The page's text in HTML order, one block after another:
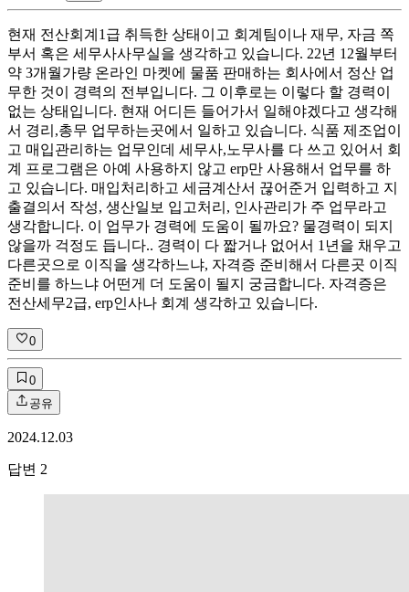
현재 전산회계1급 취득한 상태이고 회계팀이나 재무, 자금 쪽
부서 혹은 세무사사무실을 생각하고 있습니다. 22년 12월부터
약 3개월가량 온라인 마켓에 물품 판매하는 회사에서 정산 업
무한 것이 경력의 전부입니다. 그 이후로는 이렇다 할 경력이
없는 상태입니다. 현재 어디든 들어가서 일해야겠다고 생각해
서 경리,총무 업무하는곳에서 일하고 있습니다. 식품 제조업이
고 매입관리하는 업무인데 세무사,노무사를 다 쓰고 있어서 회
계 프로그램은 아예 사용하지 않고 erp만 사용해서 업무를 하
고 있습니다. 매입처리하고 세금계산서 끊어준거 입력하고 지
출결의서 작성, 생산일보 입고처리, 인사관리가 주 업무라고
생각합니다. 이 업무가 경력에 도움이 될까요? 물경력이 되지
않을까 걱정도 듭니다.. 경력이 다 짧거나 없어서 1년을 채우고
다른곳으로 이직을 생각하느냐, 자격증 준비해서 다른곳 이직
준비를 하느냐 어떤게 더 도움이 될지 궁금합니다. 자격증은
전산세무2급, erp인사나 회계 생각하고 있습니다.
0
0
공유
2024.12.03
답변 2